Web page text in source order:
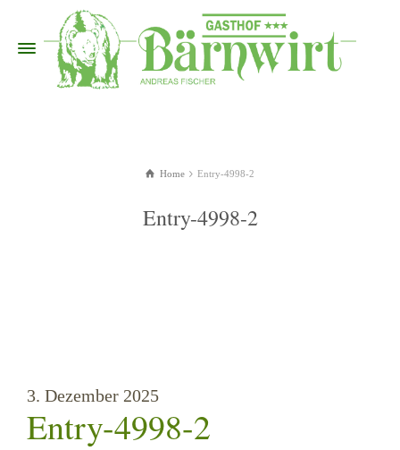
Home Entry-4998-2
Entry-4998-2
3. Dezember 2025
Entry-4998-2